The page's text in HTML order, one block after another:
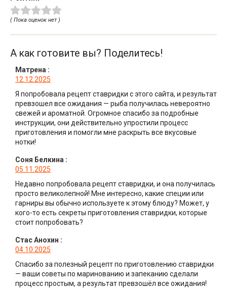
( Пока оценок нет )
А как готовите вы? Поделитесь!
Матрена :
12.12.2025
Я попробовала рецепт ставридки с этого сайта, и результат
превзошел все ожидания — рыба получилась невероятно
свежей и ароматной. Огромное спасибо за подробные
инструкции, они действительно упростили процесс
приготовления и помогли мне раскрыть все вкусовые
нотки!
Соня Белкина :
05.11.2025
Недавно попробовала рецепт ставридки, и она получилась
просто великолепной! Мне интересно, какие специи или
гарниры вы обычно используете к этому блюду? Может, у
кого-то есть секреты приготовления ставридки, которые
стоит попробовать?
Стас Анохин :
04.10.2025
Спасибо за полезный рецепт по приготовлению ставридки
— ваши советы по маринованию и запеканию сделали
процесс простым, а результат превзошёл все ожидания!